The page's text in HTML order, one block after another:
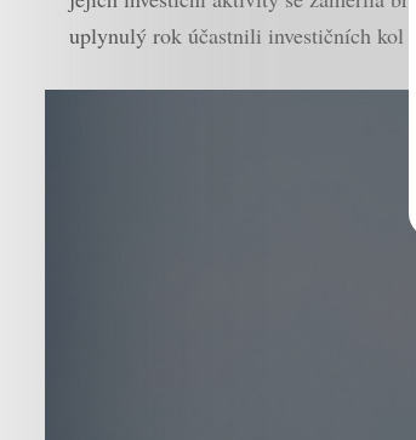
uplynulý rok účastnili investičních